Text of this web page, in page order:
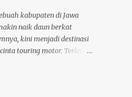
ini sudah hampir
membeli rumah itu
kabupaten di Jawa
naik daun berkat
kini menjadi destinasi
touring motor. Terletak